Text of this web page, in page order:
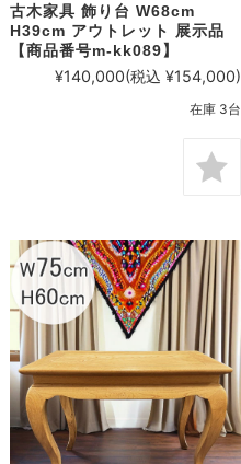
古木家具 飾り台 W68cm
H39cm アウトレット 展示品
【商品番号m-kk089】
¥140,000(税込 ¥154,000)
在庫 3台